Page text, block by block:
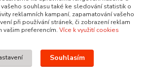
16 hod.)souhlasu také ke sledování statistik o
reklamních kampaní, zapamatování vašeho
při používání stránek, či zobrazení reklam
vašim preferencím. Více k využití cookies
Souhlasím